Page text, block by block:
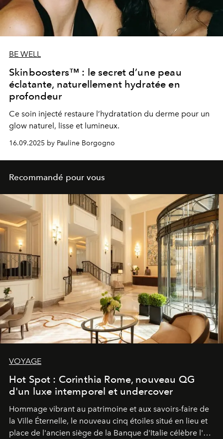
BE WELL
Skinboosters™ : le secret d’une peau
éclatante, naturellement hydratée en
profondeur
Ce soin injecté restaure l’hydratation du derme pour un
glow naturel, lisse et lumineux.
16.09.2025 by Pauline Borgogno
Recommandé pour vous
VOYAGE
Hot Spot : Corinthia Rome, nouveau QG
d'un luxe intemporel et undercover
Hommage vibrant au patrimoine et aux savoirs-faire de
la Ville Éternelle, le nouveau cinq étoiles situé en lieu et
place de l'ancien siège de la Banque d'Italie célèbre l'art